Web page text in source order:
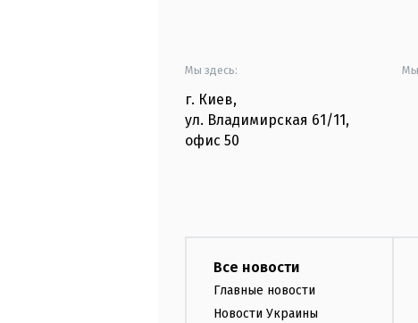
Мы здесь:
г. Киев,
ул. Владимирская 61/11,
офис 50
Мы
Все новости
Главные новости
Новости Украины